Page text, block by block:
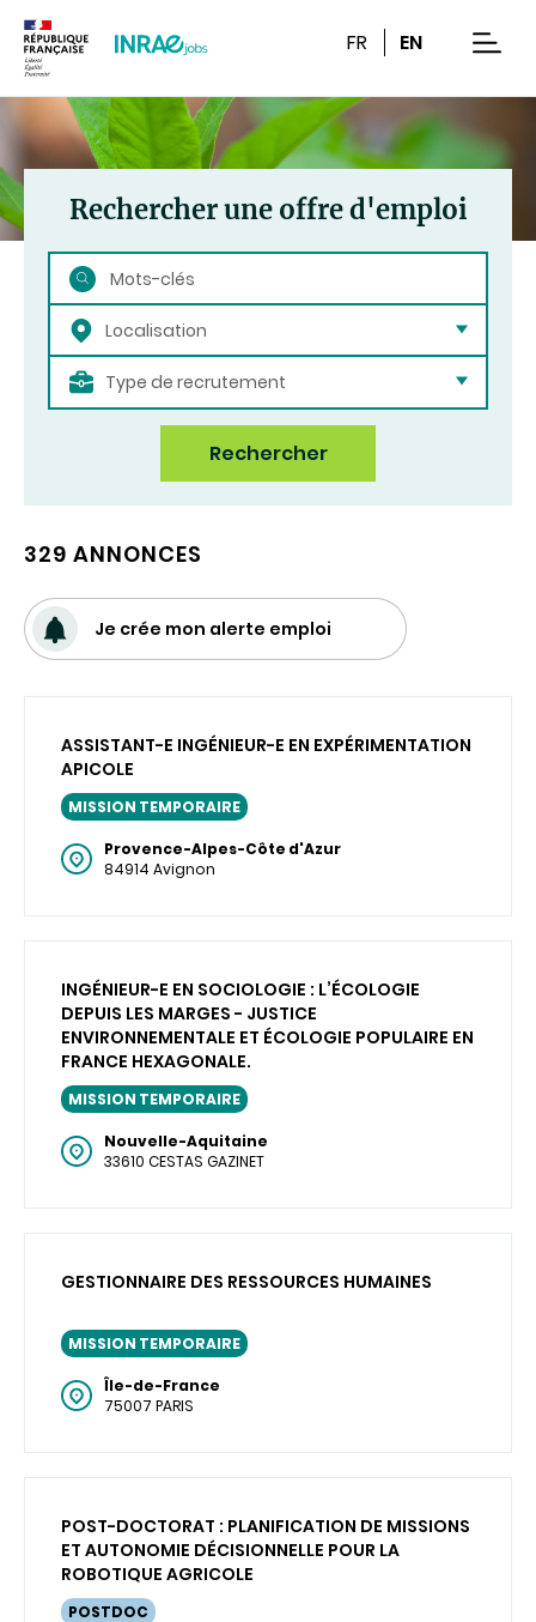
FR EN
Rechercher une offre d'emploi
Rechercher
Localisation
Type de recrutement
Rechercher
329 ANNONCES
Je crée mon alerte emploi
ASSISTANT-E INGÉNIEUR-E EN EXPÉRIMENTATION
APICOLE
MISSION TEMPORAIRE
Provence-Alpes-Côte d'Azur
84914 Avignon
INGÉNIEUR-E EN SOCIOLOGIE : L’ÉCOLOGIE
DEPUIS LES MARGES - JUSTICE
ENVIRONNEMENTALE ET ÉCOLOGIE POPULAIRE EN
FRANCE HEXAGONALE.
MISSION TEMPORAIRE
Nouvelle-Aquitaine
33610 CESTAS GAZINET
GESTIONNAIRE DES RESSOURCES HUMAINES
MISSION TEMPORAIRE
Île-de-France
75007 PARIS
POST-DOCTORAT : PLANIFICATION DE MISSIONS
ET AUTONOMIE DÉCISIONNELLE POUR LA
ROBOTIQUE AGRICOLE
POSTDOC